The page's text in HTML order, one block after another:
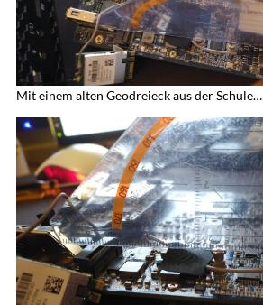
Mit einem alten Geodreieck aus der Schule…